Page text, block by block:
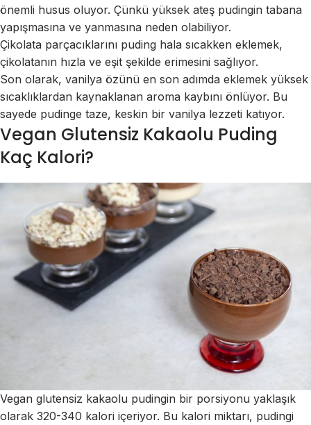
önemli husus oluyor. Çünkü yüksek ateş pudingin tabana
yapışmasına ve yanmasına neden olabiliyor.
Çikolata parçacıklarını puding hala sıcakken eklemek,
çikolatanın hızla ve eşit şekilde erimesini sağlıyor.
Son olarak, vanilya özünü en son adımda eklemek yüksek
sıcaklıklardan kaynaklanan aroma kaybını önlüyor. Bu
sayede pudinge taze, keskin bir vanilya lezzeti katıyor.
Vegan Glutensiz Kakaolu Puding
Kaç Kalori?
Vegan glutensiz kakaolu pudingin bir porsiyonu yaklaşık
olarak 320-340 kalori içeriyor. Bu kalori miktarı, pudingi